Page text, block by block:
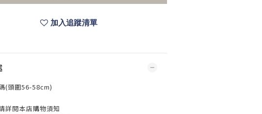
加入追蹤清單
(頭圍56-58cm)
詳閱本店購物須知